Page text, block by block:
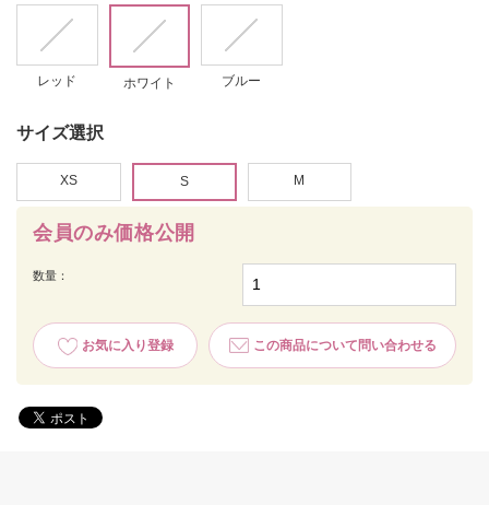
会員のみ価格公開
数量：
お気に入り登録 この商品について問い合わせる
レッド ホワイト ブルー
サイズ選択
XS S M